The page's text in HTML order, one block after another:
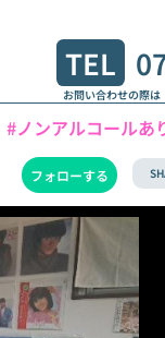
TEL
お問い合わせの際
#ノンアルコールあ
フォローする